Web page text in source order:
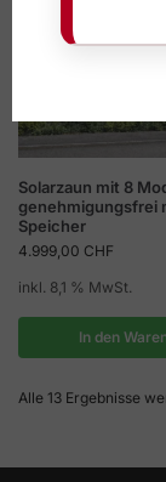
Solarzaun mit 8
genehmigungsfrei
Speicher
4.999,00 CHF
inkl. 8,1 % MwSt.
In den
Alle 13 Ergebnisse